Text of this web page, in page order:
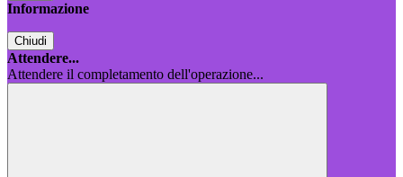
Informazione
Chiudi
Attendere...
Attendere il completamento dell'operazione...